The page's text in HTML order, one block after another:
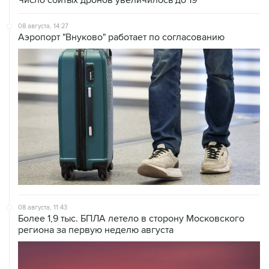
08 августа, 14:27
Аэропорт "Внуково" работает по согласованию
08 августа, 11:43
Более 1,9 тыс. БПЛА летело в сторону Московского
региона за первую неделю августа